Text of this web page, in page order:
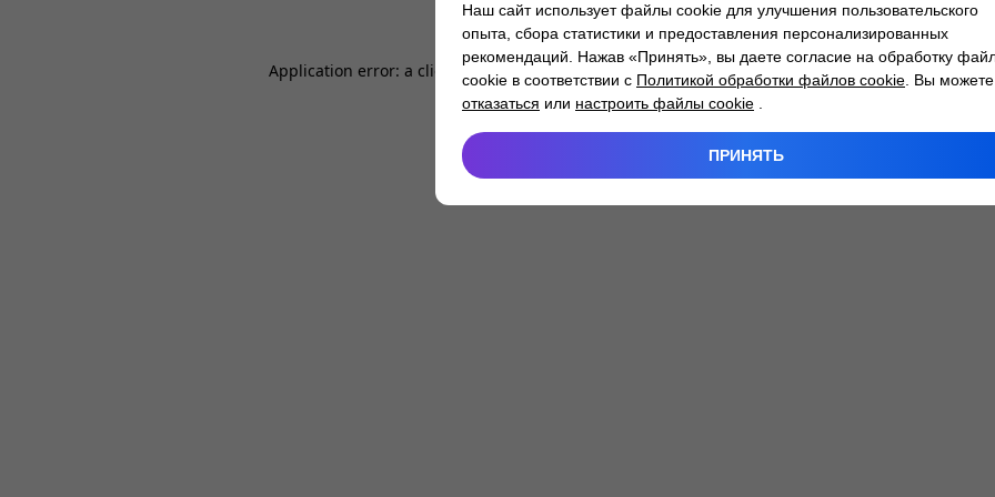
Application error: a client -side exception has occurred while loading atlantm.by (see the
Наш сайт использует файлы cookie для улучшения пользовательского
опыта, сбора статистики и предоставления персонализированных
рекомендаций. Нажав «Принять», вы даете согласие на обработку
cookie в соответствии с Политикой обработки файлов cookie . Вы можете
отказаться или настроить файлы cookie
ПРИНЯТЬ